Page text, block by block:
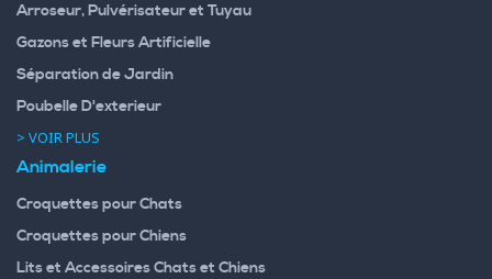
Arroseur, Pulvérisateur et Tuyau
Gazons et Fleurs Artificielle
Séparation de Jardin
Poubelle D'exterieur
> VOIR PLUS
Animalerie
Croquettes pour Chats
Croquettes pour Chiens
Lits et Accessoires Chats et Chiens